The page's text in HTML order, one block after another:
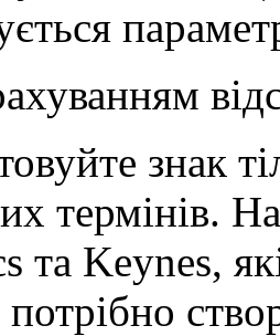
знак
термінів.
та Keynes,